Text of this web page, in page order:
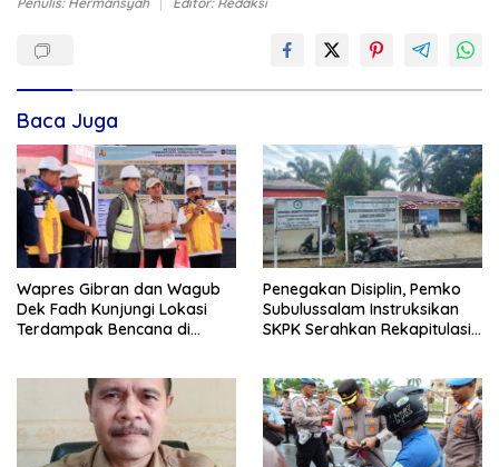
Baca Juga
Wapres Gibran dan Wagub
Dek Fadh Kunjungi Lokasi
Terdampak Bencana di
Penegakan Disiplin, Pemko
Subulussalam Instruksikan
SKPK Serahkan Rekapitulasi